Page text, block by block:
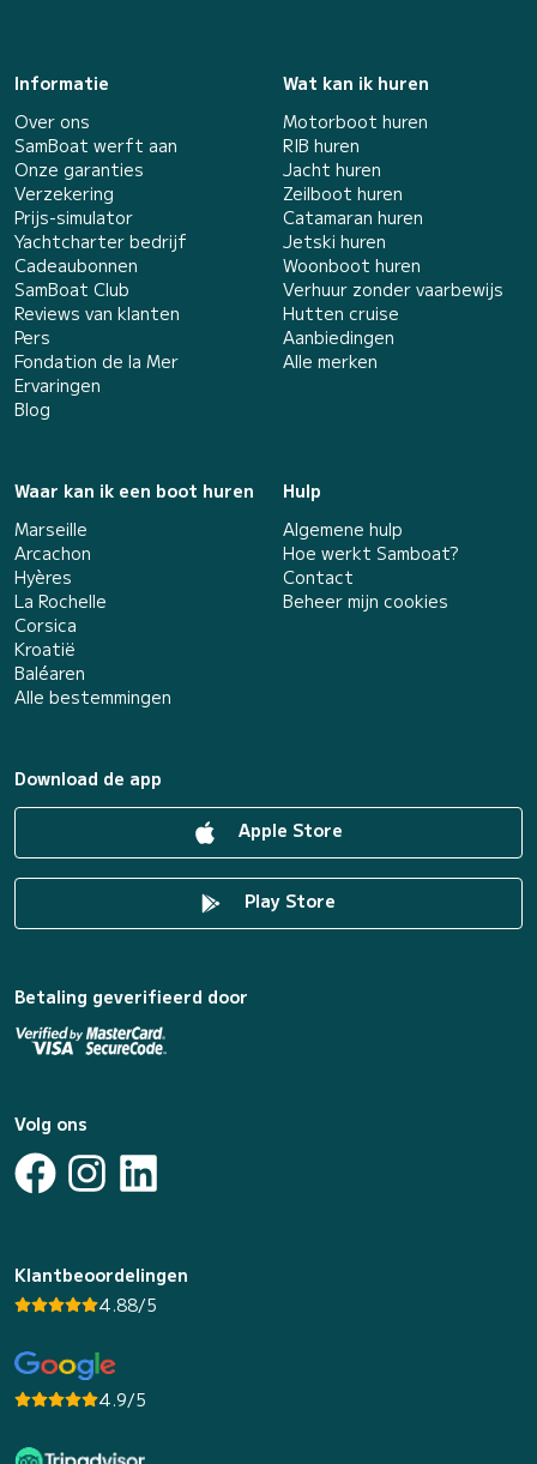
Informatie
Over ons
SamBoat werft aan
Onze garanties
Verzekering
Prijs-simulator
Yachtcharter bedrijf
Cadeaubonnen
SamBoat Club
Reviews van klanten
Pers
Fondation de la Mer
Ervaringen
Blog
Wat kan ik huren
Motorboot huren
RIB huren
Jacht huren
Zeilboot huren
Catamaran huren
Jetski huren
Woonboot huren
Verhuur zonder vaarbewijs
Hutten cruise
Aanbiedingen
Alle merken
Waar kan ik een boot huren
Marseille
Arcachon
Hyères
La Rochelle
Corsica
Kroatië
Baléaren
Alle bestemmingen
Hulp
Algemene hulp
Hoe werkt Samboat?
Contact
Beheer mijn cookies
Download de app
Apple Store
Play Store
Betaling geverifieerd door
Volg ons
Klantbeoordelingen
4.88/5
4.9/5